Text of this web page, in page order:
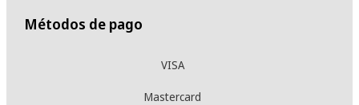
Métodos de pago
VISA
Mastercard